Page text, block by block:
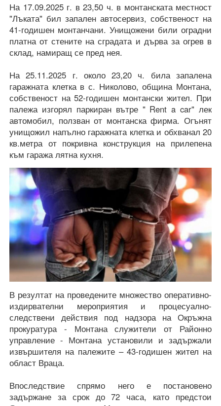
На 17.09.2025 г. в 23,50 ч. в монтанската местност
"Лъката" бил запален автосервиз, собственост на
41-годишен монтанчани. Унищожени били оградни
платна от стените на сградата и дърва за огрев в
склад, намиращ се пред нея.
На 25.11.2025 г. около 23,20 ч. била запалена
гаражната клетка в с. Николово, община Монтана,
собственост на 52-годишен монтански жител. При
палежа изгорял паркиран вътре " Rent a car" лек
автомобил, ползван от монтанска фирма. Огънят
унищожил напълно гаражната клетка и обхванал 20
кв.метра от покривна конструкция на прилепена
към гаража лятна кухня.
В резултат на проведените множество оперативно-
издирвателни мероприятия и процесуално-
следствени действия под надзора на Окръжна
прокуратура - Монтана служители от Районно
управление - Монтана установили и задържали
извършителя на палежите – 43-годишен жител на
област Враца.
Впоследствие спрямо него е постановено
задържане за срок до 72 часа, като предстои